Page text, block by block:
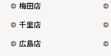
梅田店
千里店
広島店